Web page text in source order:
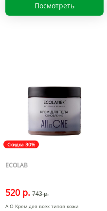
Посмотреть
Скидка 30%
ECOLAB
520 р. 743 р.
AIO Крем для всех типов кожи